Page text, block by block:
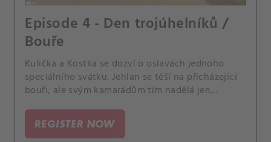
Episode 4 - Den trojúhelníků /
Bouře
Kulička a Kostka se dozví o oslavách jednoho
speciálního svátku. Jehlan se těší na přicházející
bouři, ale svým kamarádům tím nadělá jen
REGISTER NOW